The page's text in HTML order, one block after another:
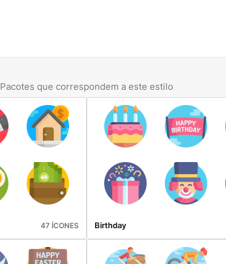
Pacotes que correspondem a este estilo
47 ÍCONES Birthday